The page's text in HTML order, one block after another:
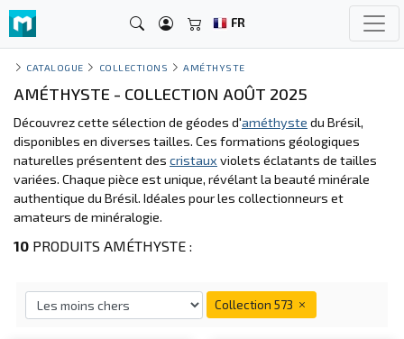
FR
CATALOGUE COLLECTIONS AMÉTHYSTE
AMÉTHYSTE - COLLECTION AOÛT 2025
Découvrez cette sélection de géodes d'améthyste du Brésil,
disponibles en diverses tailles. Ces formations géologiques
naturelles présentent des cristaux violets éclatants de tailles
variées. Chaque pièce est unique, révélant la beauté minérale
authentique du Brésil. Idéales pour les collectionneurs et
amateurs de minéralogie.
10 PRODUITS AMÉTHYSTE :
Collection 573